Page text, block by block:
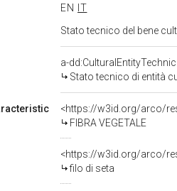
EN
IT
Stato tecnico del bene
a-
Stato tecnico di entità
<https://w3id.org/arco/
FIBRA VEGETALE
<https://w3id.org/arco/
filo di seta